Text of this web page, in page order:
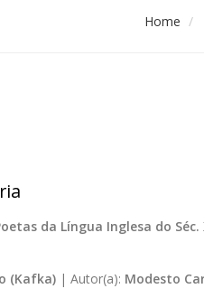
Home
da Língua Inglesa do Séc.
(Kafka)| Autor(a): Modesto